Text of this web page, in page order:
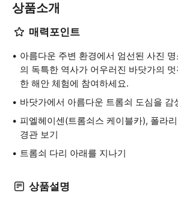
상품소개
매력포인트
아름다운 주변 환경에서 엄선된 사진
의 독특한 역사가 어우러진 바닷가의
한 해안 체험에 참여하세요.
바닷가에서 아름다운 트롬쇠 도심을 감
피엘헤이센(트롬쇠스 케이블카), 폴라
경관 보기
트롬쇠 다리 아래를 지나기
상품설명